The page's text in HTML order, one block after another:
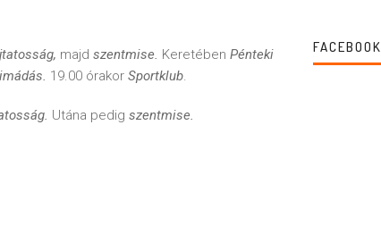
majd szentmise. Keretében Pénteki
19.00 órakor Sportklub.
Utána pedig szentmise.
FACEBOOK